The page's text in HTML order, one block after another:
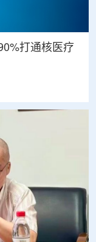
打通核医疗